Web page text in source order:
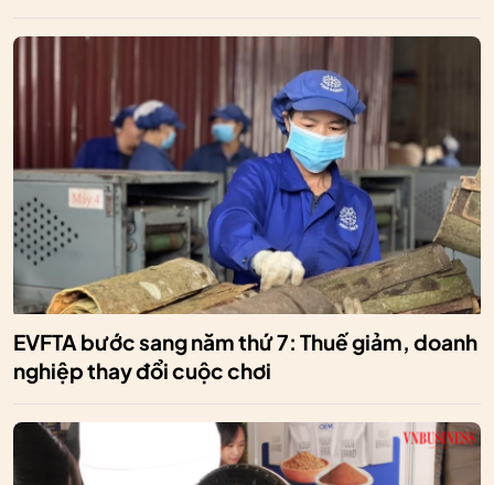
EVFTA bước sang năm thứ 7: Thuế giảm, doanh
nghiệp thay đổi cuộc chơi